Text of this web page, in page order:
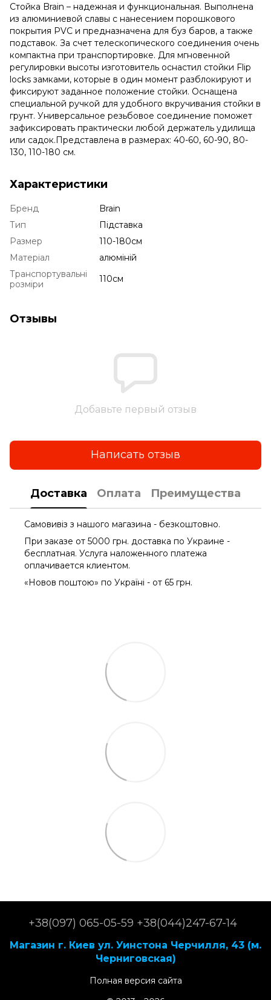
Стойка Brain – надежная и функциональная. Выполнена
из алюминиевой славы с нанесением порошкового
покрытия PVC и предназначена для буз баров, а также
подставок. За счет телескопического соединения очень
компактна при транспортировке. Для мгновенной
регулировки высоты изготовитель оснастил стойки Flip
locks замками, которые в один момент разблокируют и
фиксируют заданное положение стойки. Оснащена
специальной ручкой для удобного вкручивания стойки в
грунт. Универсальное резьбовое соединение поможет
зафиксировать практически любой держатель удилища
или садок.Представлена ​​в размерах: 40-60, 60-90, 80-
130, 110-180 см.
Характеристики
Бренд
Brain
Тип
Підставка
Размер
110-180см
Матеріал
алюміній
Транспортувальні
розміри
110см
Отзывы
Добавьте первый отзыв
Написать отзыв
Доставка Оплата Преимущества
Самовивіз з нашого магазина - безкоштовно.
При заказе от 5000 грн. доставка по Украине -
бесплатная. Услуга наложенного платежа
оплачиваетcя клиентом.
«Новов поштою» по Україні - от 65 грн.
+38(097) 065-05-59 +38(044)247-67-14
Магазин г. Киев ул. Уинстона Черчилля, 43 (м.
Черниговская)
Полная версия сайта